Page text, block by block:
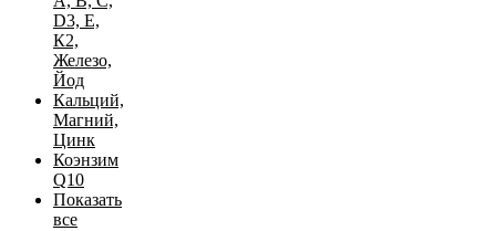
D3, Е,
К2,
Железо,
Йод
Кальций,
Магний,
Цинк
Коэнзим
Q10
Показать
все